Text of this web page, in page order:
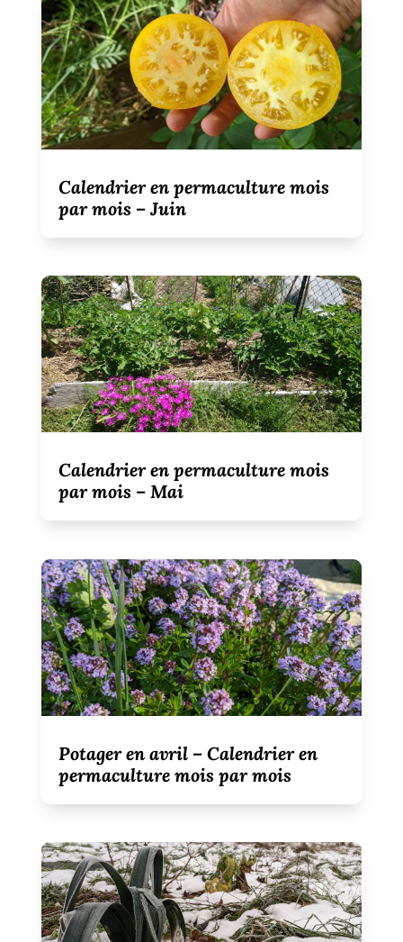
Calendrier en permaculture mois
par mois – Juin
Calendrier en permaculture mois
par mois – Mai
Potager en avril – Calendrier en
permaculture mois par mois